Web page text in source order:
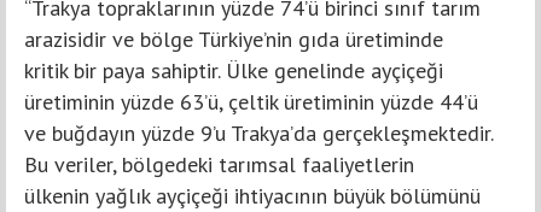
“Trakya topraklarının yüzde 74’ü birinci sınıf tarım
arazisidir ve bölge Türkiye’nin gıda üretiminde
kritik bir paya sahiptir. Ülke genelinde ayçiçeği
üretiminin yüzde 63’ü, çeltik üretiminin yüzde 44’ü
ve buğdayın yüzde 9’u Trakya’da gerçekleşmektedir.
Bu veriler, bölgedeki tarımsal faaliyetlerin
ülkenin yağlık ayçiçeği ihtiyacının büyük bölümünü